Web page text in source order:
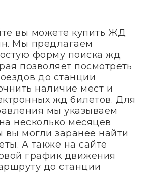
вы можете купить ЖД
Мы предлагаем
форму поиска жд
позволяет посмотреть
до станции
наличие мест и
жд билетов. Для
мы указываем
несколько месяцев
вы могли заранее найти
А также на сайте
график движения
до станции